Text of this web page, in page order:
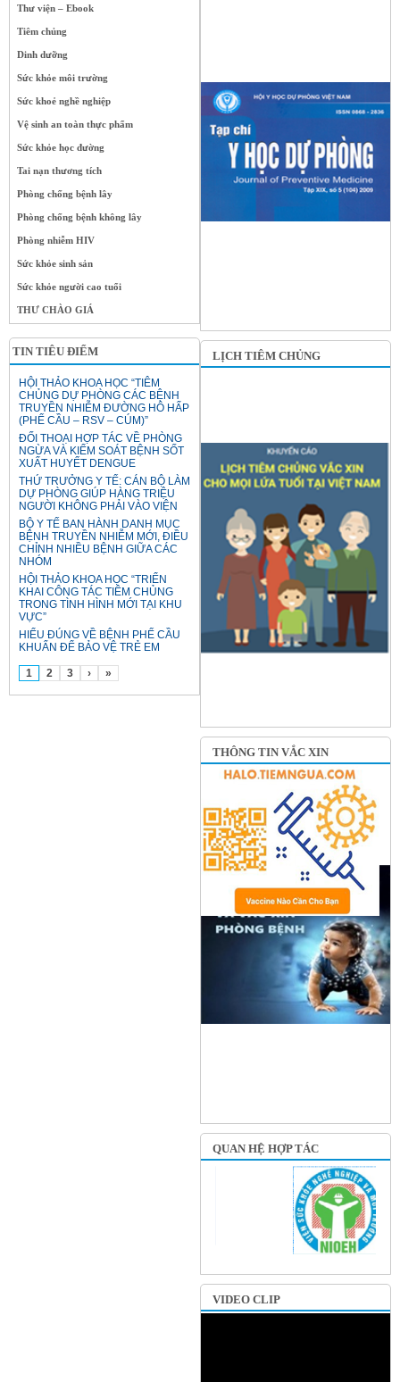
Thư viện – Ebook
Tiêm chủng
Dinh dưỡng
Sức khỏe môi trường
Sức khoẻ nghề nghiệp
Vệ sinh an toàn thực phẩm
Sức khỏe học đường
Tai nạn thương tích
Phòng chống bệnh lây
Phòng chống bệnh không lây
Phòng nhiễm HIV
Sức khỏe sinh sản
Sức khỏe người cao tuổi
THƯ CHÀO GIÁ
TIN TIÊU ĐIỂM
HỘI THẢO KHOA HỌC “TIÊM
CHỦNG DỰ PHÒNG CÁC BỆNH
TRUYỀN NHIỄM ĐƯỜNG HÔ HẤP
(PHẾ CẦU – RSV – CÚM)”
ĐỐI THOẠI HỢP TÁC VỀ PHÒNG
NGỪA VÀ KIỂM SOÁT BỆNH SỐT
XUẤT HUYẾT DENGUE
THỨ TRƯỞNG Y TẾ: CÁN BỘ LÀM
DỰ PHÒNG GIÚP HÀNG TRIỆU
NGƯỜI KHÔNG PHẢI VÀO VIỆN
BỘ Y TẾ BAN HÀNH DANH MỤC
BỆNH TRUYỀN NHIỄM MỚI, ĐIỀU
CHỈNH NHIỀU BỆNH GIỮA CÁC
NHÓM
HỘI THẢO KHOA HỌC “TRIỂN
KHAI CÔNG TÁC TIÊM CHỦNG
TRONG TÌNH HÌNH MỚI TẠI KHU
VỰC”
HIỂU ĐÚNG VỀ BỆNH PHẾ CẦU
KHUẨN ĐỂ BẢO VỆ TRẺ EM
1 2 3 › »
LỊCH TIÊM CHỦNG
THÔNG TIN VẮC XIN
QUAN HỆ HỢP TÁC
VIDEO CLIP